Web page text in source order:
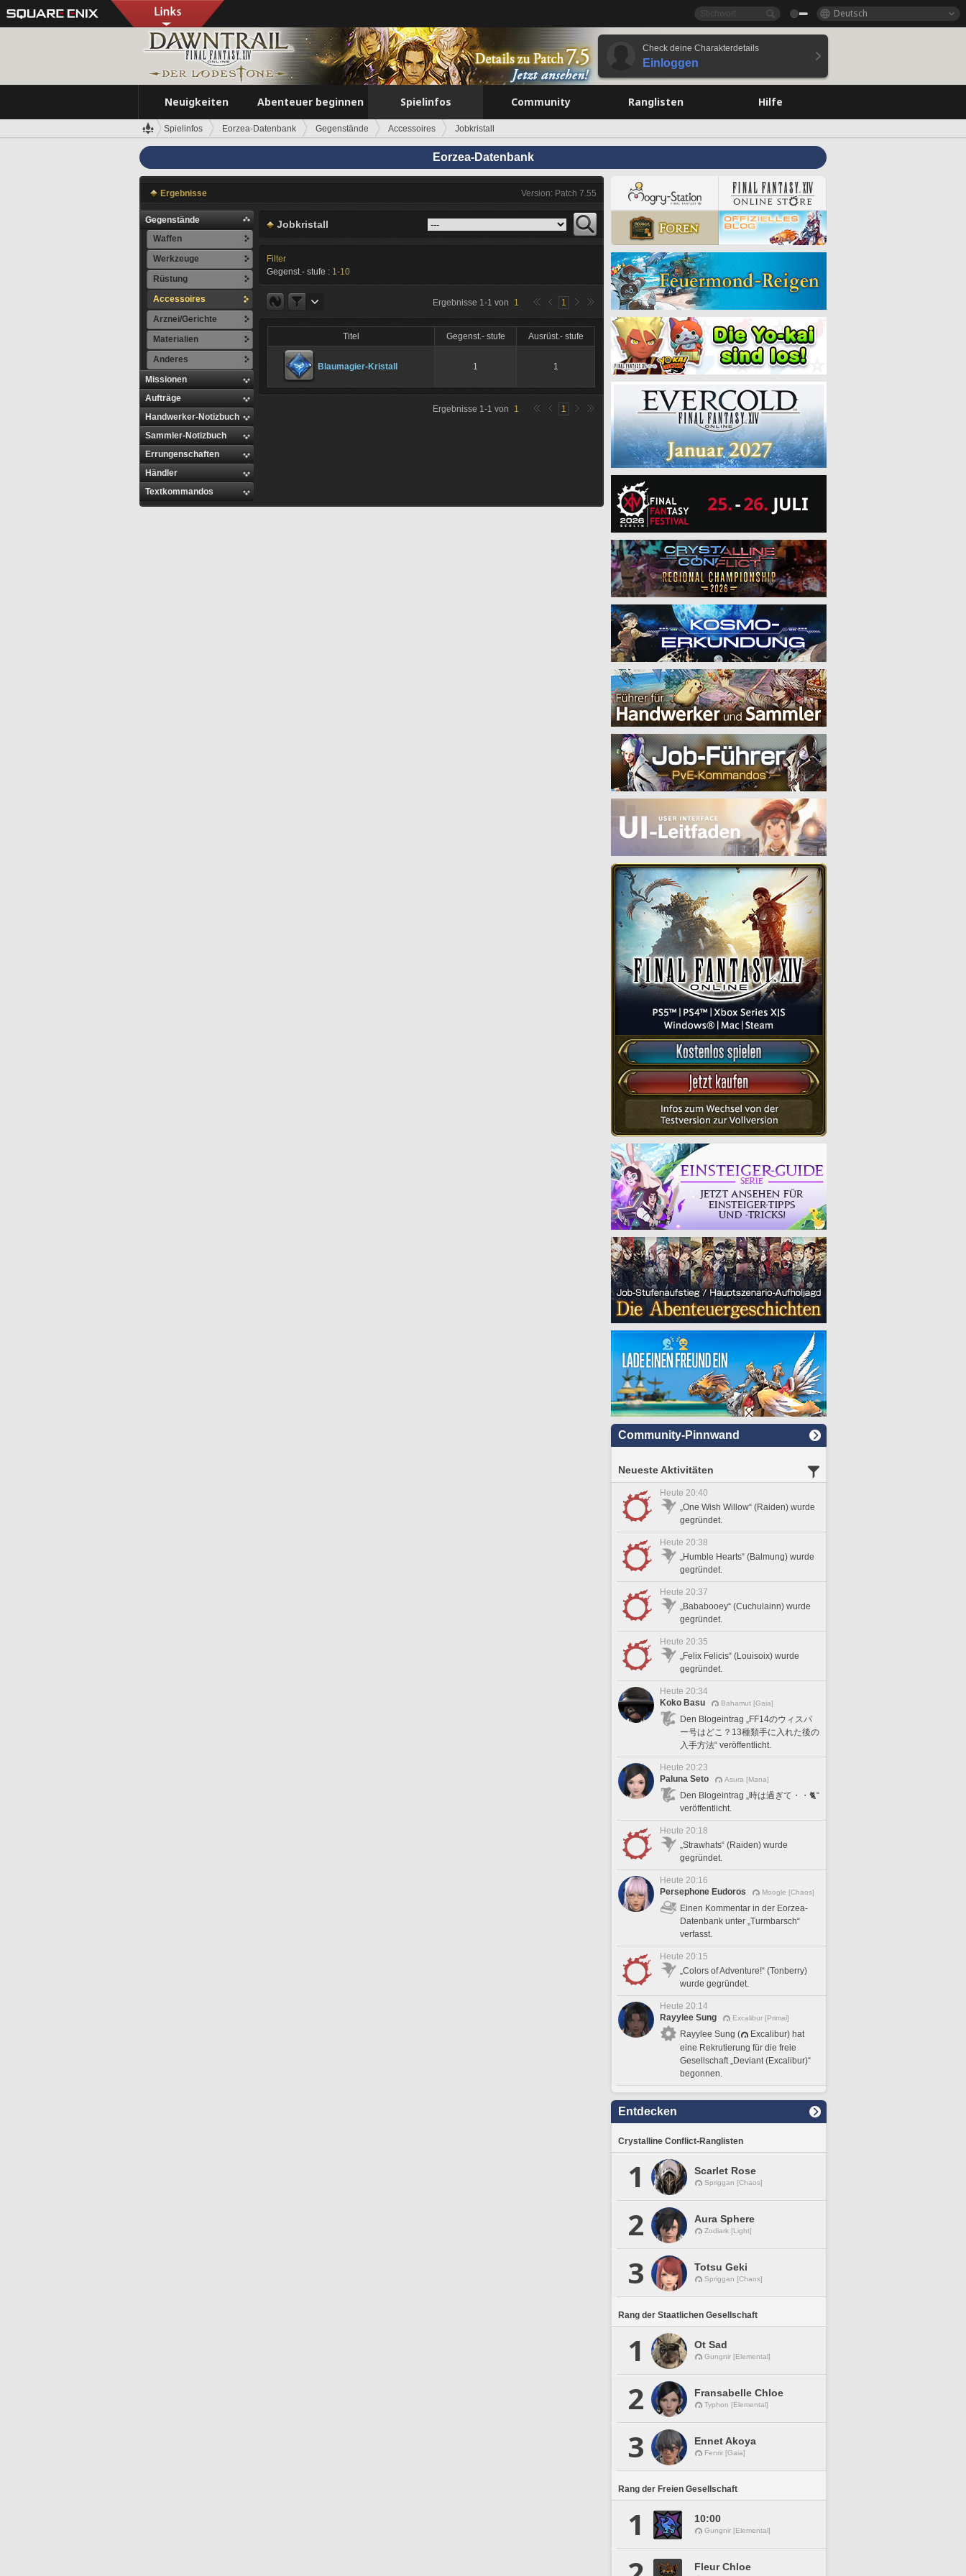
Deutsch
Check deine Charakterdetails
Einloggen
Neuigkeiten Abenteuer beginnen Spielinfos Community Ranglisten Hilfe
Spielinfos Eorzea-Datenbank Gegenstände Accessoires Jobkristall
Eorzea-Datenbank
Ergebnisse Version: Patch 7.55
Gegenstände
Waffen
Werkzeuge
Rüstung
Accessoires
Arznei/Gerichte
Materialien
Anderes
Missionen
Aufträge
Handwerker-Notizbuch
Sammler-Notizbuch
Errungenschaften
Händler
Textkommandos
Jobkristall
Filter
Gegenst.- stufe : 1-10
Ergebnisse 1-1 von 1 1
Titel Gegenst.- stufe Ausrüst.- stufe
Blaumagier-Kristall 1 1
Ergebnisse 1-1 von 1 1
Community-Pinnwand
Neueste Aktivitäten
Heute 20:40
„One Wish Willow“ (Raiden) wurde
gegründet.
Heute 20:38
„Humble Hearts“ (Balmung) wurde
gegründet.
Heute 20:37
„Bababooey“ (Cuchulainn) wurde
gegründet.
Heute 20:35
„Felix Felicis“ (Louisoix) wurde
gegründet.
Heute 20:34
Koko Basu
Bahamut [Gaia]
Den Blogeintrag „FF14のウィスパ
ー号はどこ？13種類手に入れた後の
入手方法“ veröffentlicht.
Heute 20:23
Paluna Seto
Asura [Mana]
Den Blogeintrag „時は過ぎて・・🐈“
veröffentlicht.
Heute 20:18
„Strawhats“ (Raiden) wurde
gegründet.
Heute 20:16
Persephone Eudoros
Moogle [Chaos]
Einen Kommentar in der Eorzea-
Datenbank unter „Turmbarsch“
verfasst.
Heute 20:15
„Colors of Adventure!“ (Tonberry)
wurde gegründet.
Heute 20:14
Rayylee Sung
Excalibur [Primal]
Rayylee Sung (
Excalibur) hat
eine Rekrutierung für die freie
Gesellschaft „Deviant (Excalibur)“
begonnen.
Entdecken
Crystalline Conflict-Ranglisten
1 Scarlet Rose
Spriggan [Chaos]
2 Aura Sphere
Zodiark [Light]
3 Totsu Geki
Spriggan [Chaos]
Rang der Staatlichen Gesellschaft
1 Ot Sad
Gungnir [Elemental]
2 Fransabelle Chloe
Typhon [Elemental]
3 Ennet Akoya
Fenrir [Gaia]
Rang der Freien Gesellschaft
1 10:00
Gungnir [Elemental]
Fleur Chloe